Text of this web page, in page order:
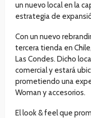
un nuevo local en la
estrategia de
Con un nuevo
tercera tienda en
Las Condes. Dicho
comercial y estará
prometiendo una
Woman y accesorios.
El look & feel que